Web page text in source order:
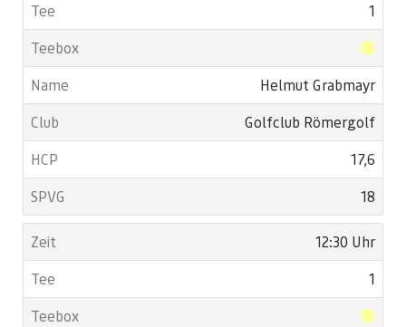
1
Helmut Grabmayr
Golfclub Römergolf
17,6
18
12:30 Uhr
1